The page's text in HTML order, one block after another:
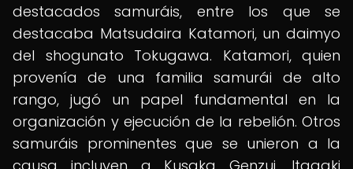
destacados samuráis, entre los que se
destacaba Matsudaira Katamori, un daimyo
del shogunato Tokugawa. Katamori, quien
provenía de una familia samurái de alto
rango, jugó un papel fundamental en la
organización y ejecución de la rebelión. Otros
samuráis prominentes que se unieron a la